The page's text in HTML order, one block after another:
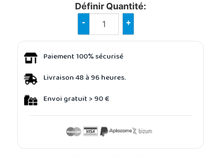
Définir Quantité:
- +
Paiement 100% sécurisé
Livraison 48 à 96 heures.
Envoi gratuit > 90 €